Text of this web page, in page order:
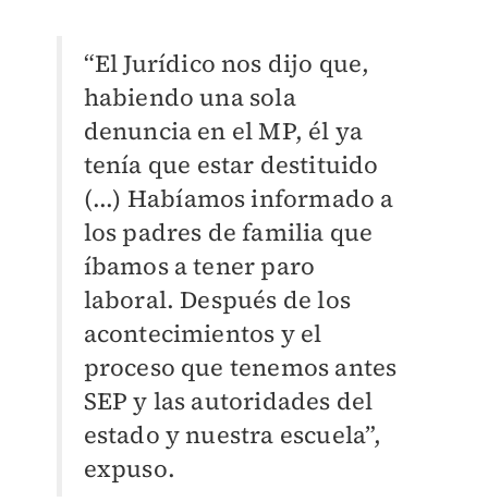
“El Jurídico nos dijo que,
habiendo una sola
denuncia en el MP, él ya
tenía que estar destituido
(...) Habíamos informado a
los padres de familia que
íbamos a tener paro
laboral. Después de los
acontecimientos y el
proceso que tenemos antes
SEP y las autoridades del
estado y nuestra escuela”,
expuso.